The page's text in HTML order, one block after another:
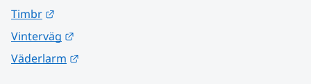
Timbr
Vinterväg
Väderlarm